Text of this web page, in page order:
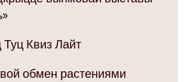
Квиз Лайт
обмен растениями